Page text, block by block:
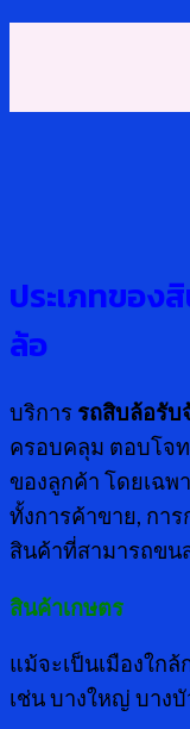
ประเภทของ
ล้อ
บริการ รถสิบล้อรับ
ครอบคลุม ตอบโจ
ของลูกค้า โดยเฉพ
ทั้งการค้าขาย, กา
สินค้าที่สามารถขน
สินค้าเกษตร
แม้จะเป็นเมืองใก
เช่น บางใหญ่ บาง